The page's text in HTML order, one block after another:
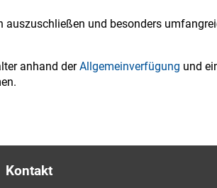
und besonders
anhand derAllgemeinverfügung und
Kontakt